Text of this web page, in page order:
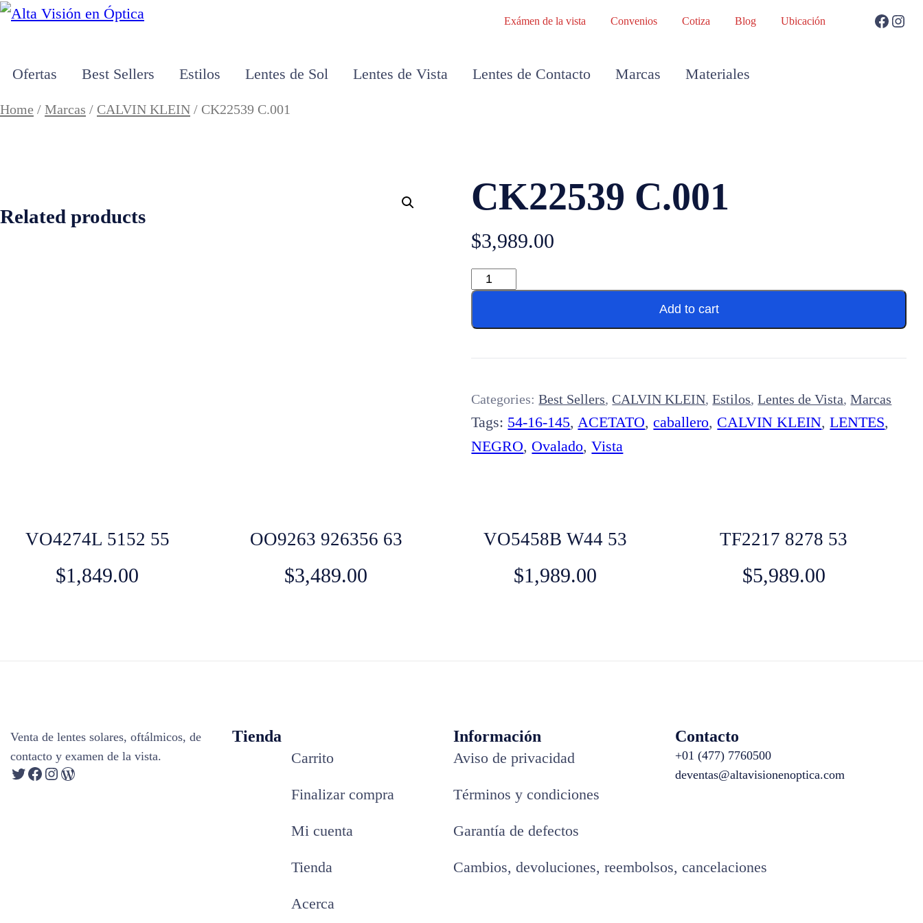
Exámen de la vista Convenios Cotiza Blog Ubicación
Ofertas Best Sellers Estilos Lentes de Sol Lentes de Vista Lentes de Contacto Marcas Materiales
Home / Marcas / CALVIN KLEIN / CK22539 C.001
CK22539 C.001
$3,989.00
Add to cart
Categories:Best Sellers,CALVIN KLEIN,Estilos,Lentes de Vista,Marcas
Tags: 54-16-145, ACETATO,caballero, CALVIN KLEIN,LENTES,
NEGRO, Ovalado,Vista
Related products
VO4274L 5152 55
$1,849.00
OO9263 926356 63
$3,489.00
VO5458B W44 53
$1,989.00
TF2217 8278 53
$5,989.00
Venta de lentes solares, oftálmicos, de
contacto y examen de la vista.
Tienda
Carrito
Finalizar compra
Mi cuenta
Tienda
Acerca
Información
Aviso de privacidad
Términos y condiciones
Garantía de defectos
Cambios, devoluciones, reembolsos, cancelaciones
Contacto
+01 (477) 7760500
deventas@altavisionenoptica.com